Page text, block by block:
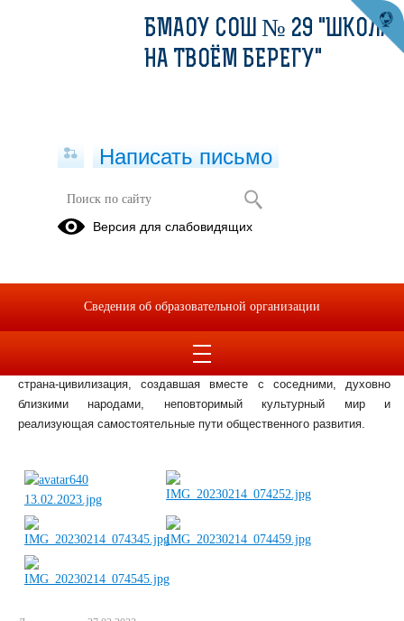
13.02.2023
Детям доступно о Главном!
13 февраля тема «Разговоров о важном» - «Россия в мире», о
страны, оказавших значительное влияние на мировую культуру и
науку, о событиях российской истории, изменивших мир. Россия -
страна-цивилизация, создавшая вместе с соседними, духовно
близкими народами, неповторимый культурный мир и
реализующая самостоятельные пути общественного развития.
БМАОУ СОШ № 29 "ШКОЛА
НА ТВОЁМ БЕРЕГУ"
Написать письмо
Версия для слабовидящих
Сведения об образовательной организации